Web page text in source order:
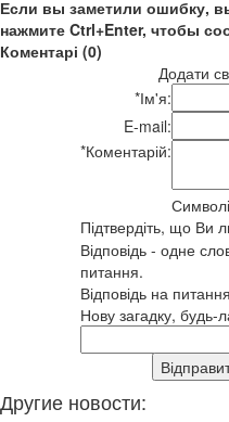
Если вы заметили ошибку,
нажмите Ctrl+Enter, чтобы
Коментарі (0)
Додати
*Ім'я:
E-mail:
*Коментарій:
Підтвердіть, що Ви
Відповідь - одне
питання.
Відповідь на
Нову загадку, будь-
Другие новости: